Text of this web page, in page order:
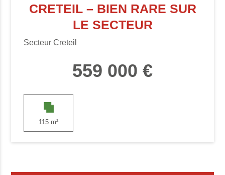
CRETEIL – BIEN RARE SUR
LE SECTEUR
Secteur Creteil
559 000 €
115 m²